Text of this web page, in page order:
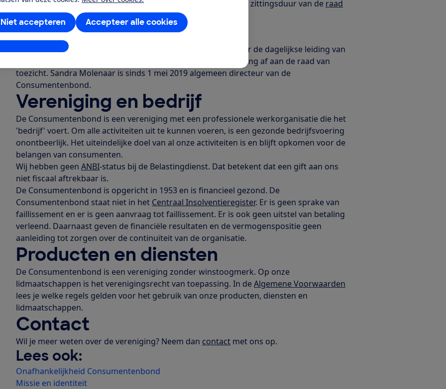
Accepteer alle cookies
Niet accepteren
aanpassen
rol van werkgever en van sparring-partner van de directie. De zittingsduur van de raad
van toezicht-ledenis maximaal 2 termijnen van 4 jaar.
Directie
Algemeen directeur Sandra Molenaar is verantwoordelijk voor de dagelijkse leiding van
het bondsbureau in Den Haag. Zij legt daarover verantwoording af aan de raad van
toezicht. Sandra Molenaar is sinds 1 mei 2019 algemeen directeur van de
Consumentenbond.
Vereniging en bedrijf
De Consumentenbond is een vereniging met een professionele werkorganisatie die het
'bedrijf' voert. Om alle activiteiten uit te kunnen voeren, is een gezonde bedrijfsvoering
onontbeerlijk. Het uiteindelijke doel van al onze activiteiten is en blijft opkomen voor de
belangen van consumenten.
Wij hebben geen ANBI-status bij de Belastingdienst. Dat betekent dat een gift aan ons
niet fiscaal aftrekbaar is.
De Consumentenbond is opgericht in 1953 en is financieel gezond. De
Consumentenbond staat niet in het Centraal Insolventieregister. Er is geen sprake van
faillissement en er is geen aanvraag tot faillissement. Er is ook geen uitstel van betaling
verleend. Daarnaast geven de financiële resultaten en de vermogenspositie geen
aanleiding tot zorgen over de continuïteit van de organisatie.
Producten en diensten
De Consumentenbond is een vereniging zonder winstoogmerk. Op onze
lidmaatschappen is het verenigingsrecht van toepassing. In deAlgemene Voorwaarden
lees je welke regels gelden voor het gebruik van onze producten, diensten en
lidmaatschappen.
Contact
Wil je meer weten over de vereniging? Neem dan contact met ons op.
Lees ook:
Onafhankelijkheid Consumentenbond
Missie en identiteit